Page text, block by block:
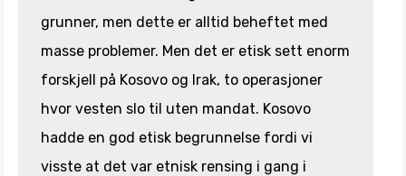
grunner, men dette er alltid beheftet med
masse problemer. Men det er etisk sett enorm
forskjell på Kosovo og Irak, to operasjoner
hvor vesten slo til uten mandat. Kosovo
hadde en god etisk begrunnelse fordi vi
visste at det var etnisk rensing i gang i